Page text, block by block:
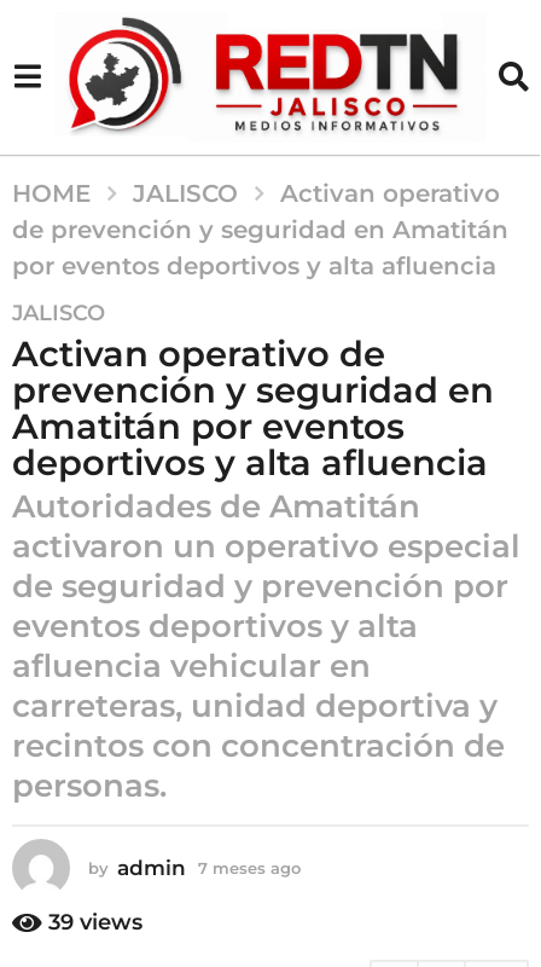
HOME JALISCO
Activan operativo
de prevención y seguridad en Amatitán
por eventos deportivos y alta afluencia
7
m
e
s
e
s
a
g
o
m
e
s
e
s
a
o
JALISCO
Activan operativo de
prevención y seguridad en
Amatitán por eventos
deportivos y alta afluencia
Autoridades de Amatitán
activaron un operativo especial
de seguridad y prevención por
eventos deportivos y alta
afluencia vehicular en
carreteras, unidad deportiva y
recintos con concentración de
personas.
by admin 7 meses ago
39 views